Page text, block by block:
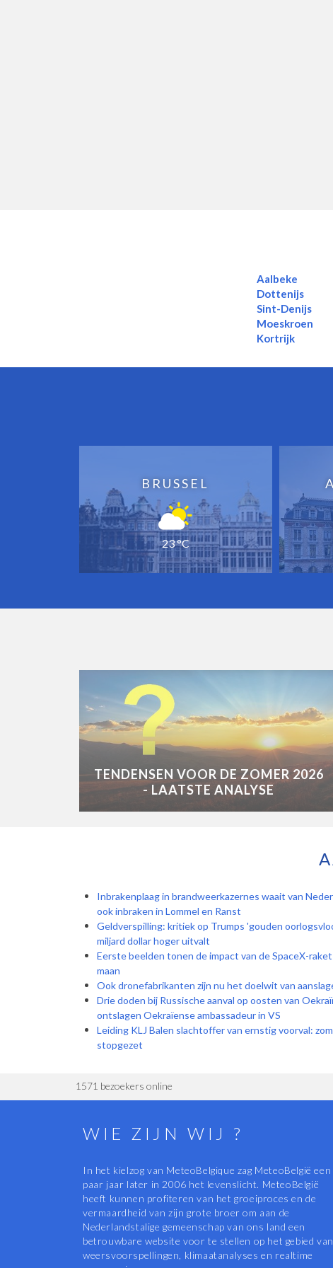
Aalbeke
Dottenijs
Sint-Denijs
Moeskroen
Kortrijk
BRUSSEL
23 °C
TENDENSEN VOOR DE ZOMER 2026
- LAATSTE ANALYSE
Inbrakenplaag in brandweerkazernes waait van
ook inbraken in Lommel en Ranst
Geldverspilling: kritiek op Trumps 'gouden
miljard dollar hoger uitvalt
Eerste beelden tonen de impact van de SpaceX-
maan
Ook dronefabrikanten zijn nu het doelwit van
Drie doden bij Russische aanval op oosten van
ontslagen Oekraïense ambassadeur in VS
Leiding KLJ Balen slachtoffer van ernstig voorval:
stopgezet
1571 bezoekers online
WIE ZIJN WIJ ?
In het kielzog van MeteoBelgique zag MeteoBelgië een
paar jaar later in 2006 het levenslicht. MeteoBelgië
heeft kunnen profiteren van het groeiproces en de
vermaardheid van zijn grote broer om aan de
Nederlandstalige gemeenschap van ons land een
betrouwbare website voor te stellen op het gebied van
weersvoorspellingen, klimaatanalyses en realtime